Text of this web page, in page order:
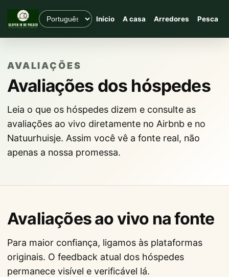
Início A casa Arredores Pesca
AVALIAÇÕES
Avaliações dos hóspedes
Leia o que os hóspedes dizem e consulte as
avaliações ao vivo diretamente no Airbnb e no
Natuurhuisje. Assim você vê a fonte real, não
apenas a nossa promessa.
Avaliações ao vivo na fonte
Para maior confiança, ligamos às plataformas
originais. O feedback atual dos hóspedes
permanece visível e verificável lá.